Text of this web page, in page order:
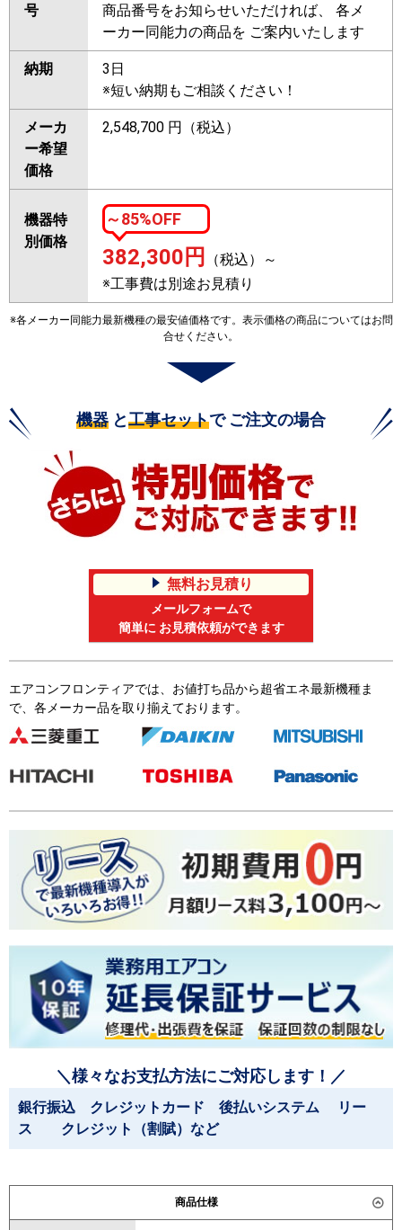
号
商品番号をお知らせいただければ、 各メ
ーカー同能力の商品を ご案内いたします
納期
3日
※短い納期もご相談ください！
メーカ
ー希望
価格
2,548,700 円（税込）
機器特
別価格
～85%OFF
382,300 円
（税込）～
※工事費は別途お見積り
※各メーカー同能力最新機種の最安値価格です。表示価格の商品についてはお問
合せください。
機器 と工事セットで ご注文の場合
無料お見積り
メールフォームで
簡単に お見積依頼ができます
エアコンフロンティアでは、お値打ち品から超省エネ最新機種ま
で、各メーカー品を取り揃えております。
＼様々なお支払方法にご対応します！／
銀行振込 クレジットカード 後払いシステム リー
ス クレジット（割賦）など
商品仕様